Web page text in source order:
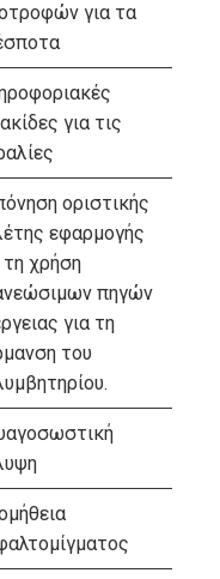
για τα
για τις
οριστικής
εφαρμογής
τη χρήση
πηγών
για τη
του